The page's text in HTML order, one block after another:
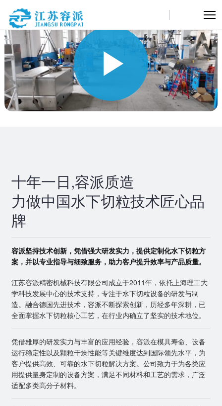
十年一日,容派质造
力做中国水下切粒技术匠心品
牌
容派坚持技术创新，凭借强大研发实力，提供定制化水下切粒方
案，并以专业指导与细致服务，助力客户提升效率与产品质量。
江苏容派精密机械科技有限公司成立于2011年，依托上海理工大
学科技发展中心的技术支持，专注于水下切粒设备的研发与制
造。融合德国先进技术，容派不断探索创新，历经多年深耕，已
全面掌握水下切粒核心工艺，在行业内确立了坚实的技术地位。
凭借雄厚的研发实力与丰富的应用经验，容派在模具寿命、设备
运行稳定性以及颗粒干燥性能等关键维度达到国际领先水平，为
客户提供高效、可靠的水下切粒解决方案。公司致力于为各类应
用提供量身定制的设备方案，满足不同材料和工艺的需求，广泛
适配多类高分子材料。